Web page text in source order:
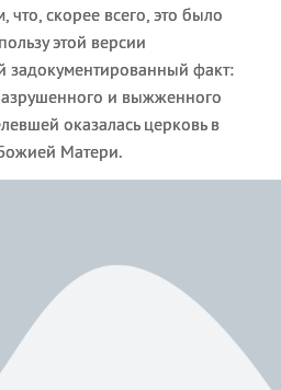
что, скорее всего, это было
этой версии
задокументированный факт:
и выжженного
оказалась церковь в
Матери.